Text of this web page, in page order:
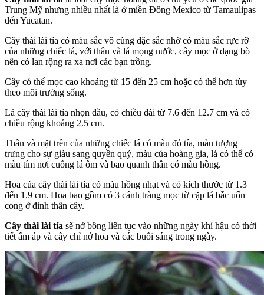
Trung Mỹ nhưng nhiều nhất là ở miền Đông Mexico từ Tamaulipas
đến Yucatan.
Cây thài lài tía có màu sắc vô cùng đặc sắc nhờ có màu sắc rực rỡ
của những chiếc lá, với thân và lá mọng nước, cây mọc ở dạng bò
nên có lan rộng ra xa nơi các bạn trồng.
Cây có thể mọc cao khoảng từ 15 đến 25 cm hoặc có thể hơn tùy
theo môi trường sống.
Lá cây thài lài tía nhọn đầu, có chiều dài từ 7.6 đến 12.7 cm và có
chiều rộng khoảng 2.5 cm.
Thân và mặt trên của những chiếc lá có màu đỏ tía, màu tượng
trưng cho sự giàu sang quyền quý, màu của hoàng gia, lá có thể có
màu tím nơi cuống lá ôm và bao quanh thân có màu hồng.
Hoa của cây thài lài tía có màu hồng nhạt và có kích thước từ 1.3
đến 1.9 cm. Hoa bao gồm có 3 cánh tràng mọc từ cặp lá bắc uốn
cong ở đỉnh thân cây.
Cây thài lài tía sẽ nở bông liên tục vào những ngày khí hậu có thời
tiết ấm áp và cây chỉ nở hoa và các buối sáng trong ngày.